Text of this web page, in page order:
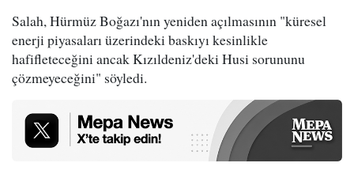
Salah, Hürmüz Boğazı'nın yeniden açılmasının "küresel
enerji piyasaları üzerindeki baskıyı kesinlikle
hafifleteceğini ancak Kızıldeniz'deki Husi sorununu
çözmeyeceğini" söyledi.